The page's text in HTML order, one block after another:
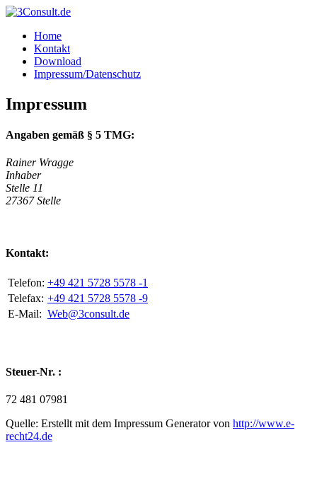
Home
Kontakt
Download
Impressum/Datenschutz
Impressum
Angaben gemäß § 5 TMG:
Rainer Wragge
Inhaber
Stelle 11
27367 Stelle
Kontakt:
Telefon: +49 421 5728 5578 -1
Telefax: +49 421 5728 5578 -9
E-Mail: Web@3consult.de
Steuer-Nr. :
72 481 07981
Quelle: Erstellt mit dem Impressum Generator von http://www.e-
recht24.de